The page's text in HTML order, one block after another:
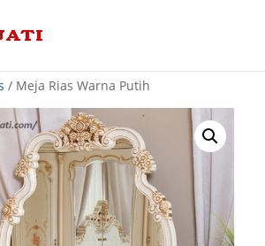
/ Meja Rias Warna Putih